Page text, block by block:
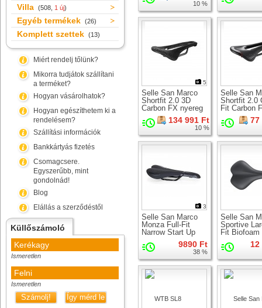
Villa (508, 1 új)
Egyéb termékek (26)
Komplett szettek (13)
Miért rendelj tőlünk?
Mikorra tudjátok szállítani
a terméket?
Hogyan vásárolhatok?
Hogyan egészíthetem ki a
rendelésem?
Szállítási információk
Bankkártyás fizetés
Csomagcsere.
Egyszerűbb, mint
gondolnád!
Blog
Elállás a szerződéstől
Küllőszámoló
Kerékagy
Ismeretlen
Felni
Ismeretlen
Számolj! Így mérd le
10 %
5
Selle San Marco
Shortfit 2.0 3D
Carbon FX nyereg
134 991 Ft
10 %
Selle San
Shortfit 2.0
Fit Carbon
nyereg
77
3
Selle San Marco
Monza Full-Fit
Narrow Start Up
9890 Ft
38 %
Selle San
Sportive
Fit Biofoam
12